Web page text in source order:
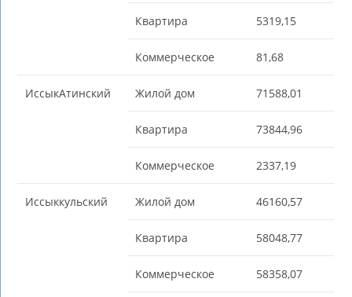
Квартира 5319,15
Коммерческое 81,68
ИссыкАтинский Жилой дом 71588,01
Квартира 73844,96
Коммерческое 2337,19
Иссыккульский Жилой дом 46160,57
Квартира 58048,77
Коммерческое 58358,07